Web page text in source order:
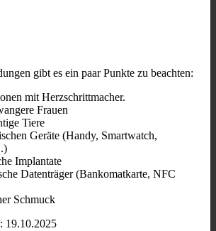
gibt es ein paar Punkte zu beachten:
mit Herzschrittmacher.
Frauen
Tiere
Geräte (Handy, Smartwatch,
Implantate
Datenträger (Bankomatkarte, NFC
Schmuck
19.10.2025